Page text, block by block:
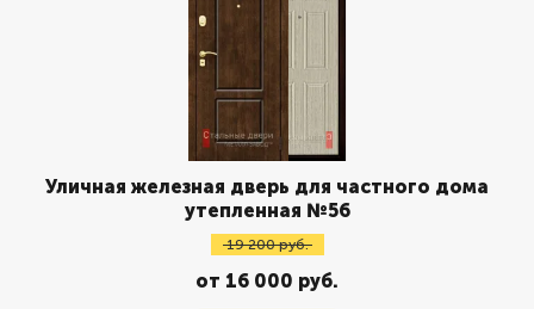
Уличная железная дверь для частного дома
утепленная №56
19 200 руб.
от 16 000 руб.